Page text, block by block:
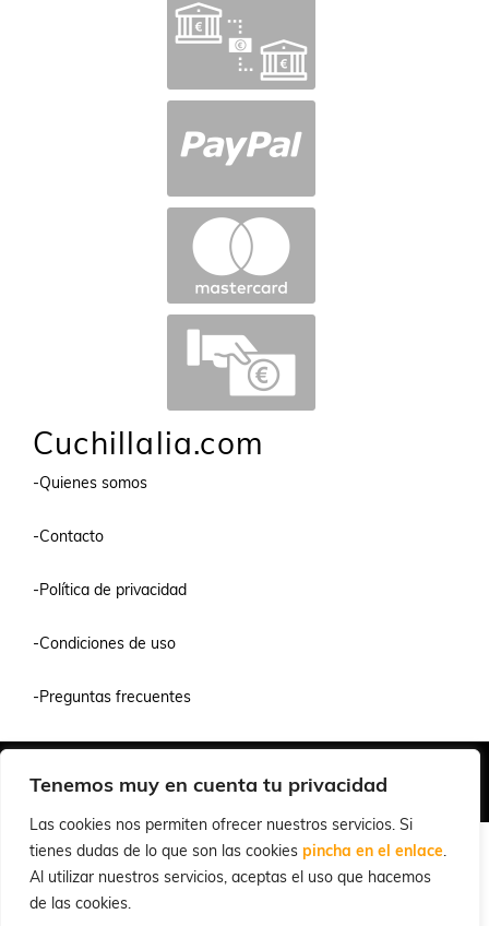
Tenemos muy en cuenta tu privacidad
Las cookies nos permiten ofrecer nuestros servicios. Si
tienes dudas de lo que son las cookies pincha en el enlace.
Al utilizar nuestros servicios, aceptas el uso que hacemos
de las cookies.
Cuchillalia.com
-Quienes somos
-Contacto
-Política de privacidad
-Condiciones de uso
-Preguntas frecuentes
© 2026 Cuchillalia.com